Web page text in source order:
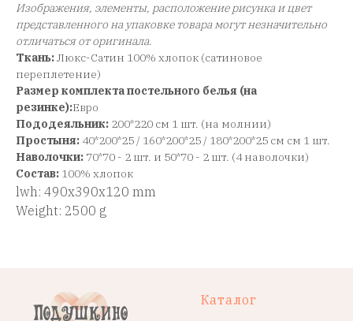
Изображения, элементы, расположение рисунка и цвет
представленного на упаковке товара могут незначительно
отличаться от оригинала.
Ткань:Люкс-Сатин 100% хлопок (сатиновое
переплетение)
Размер комплекта постельного белья (на
резинке):Евро
Пододеяльник: 200*220 см 1 шт. (на молнии)
Простыня: 40*200*25 / 160*200*25 / 180*200*25 см см 1 шт.
Наволочки: 70*70 - 2 шт. и 50*70 - 2 шт. (4 наволочки)
Состав: 100% хлопок
lwh: 490x390x120 mm
Weight: 2500 g
Каталог